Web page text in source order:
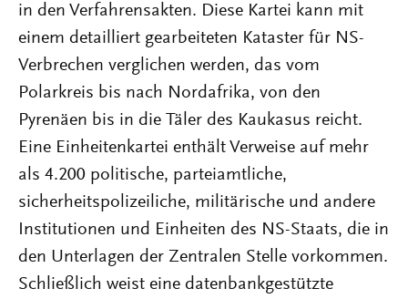
in den Verfahrensakten. Diese Kartei kann mit
einem detailliert gearbeiteten Kataster für NS-
Verbrechen verglichen werden, das vom
Polarkreis bis nach Nordafrika, von den
Pyrenäen bis in die Täler des Kaukasus reicht.
Eine Einheitenkartei enthält Verweise auf mehr
als 4.200 politische, parteiamtliche,
sicherheitspolizeiliche, militärische und andere
Institutionen und Einheiten des NS-Staats, die in
den Unterlagen der Zentralen Stelle vorkommen.
Schließlich weist eine datenbankgestützte